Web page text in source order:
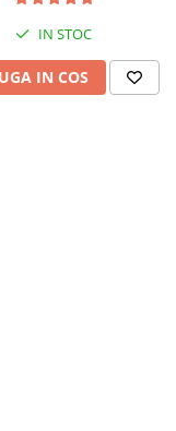
IN STOC
IN COS